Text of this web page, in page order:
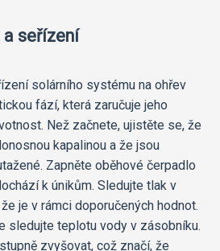
a seřízení
solárního systému na ohřev
fází, která zaručuje jeho
Než začnete, ujistěte se, že
kapalinou a že jsou
Zapněte oběhové čerpadlo
k únikům. Sledujte tlak v
je v rámci doporučených hodnot.
sledujte teplotu vody v zásobníku.
zvyšovat, což značí, že